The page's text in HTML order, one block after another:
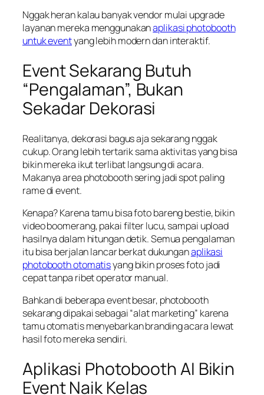
Nggak heran kalau banyak vendor mulai upgrade
layanan mereka menggunakanaplikasi photobooth
untuk eventyang lebih modern dan interaktif.
Event Sekarang Butuh
“Pengalaman”, Bukan
Sekadar Dekorasi
Realitanya, dekorasi bagus aja sekarang nggak
cukup. Orang lebih tertarik sama aktivitas yang bisa
bikin mereka ikut terlibat langsung di acara.
Makanya area photobooth sering jadi spot paling
rame di event.
Kenapa? Karena tamu bisa foto bareng bestie, bikin
video boomerang, pakai filter lucu, sampai upload
hasilnya dalam hitungan detik. Semua pengalaman
itu bisa berjalan lancar berkat dukunganaplikasi
photobooth otomatisyang bikin proses foto jadi
cepat tanpa ribet operator manual.
Bahkan di beberapa event besar, photobooth
sekarang dipakai sebagai “alat marketing” karena
tamu otomatis menyebarkan branding acara lewat
hasil foto mereka sendiri.
Aplikasi Photobooth AI Bikin
Event Naik Kelas